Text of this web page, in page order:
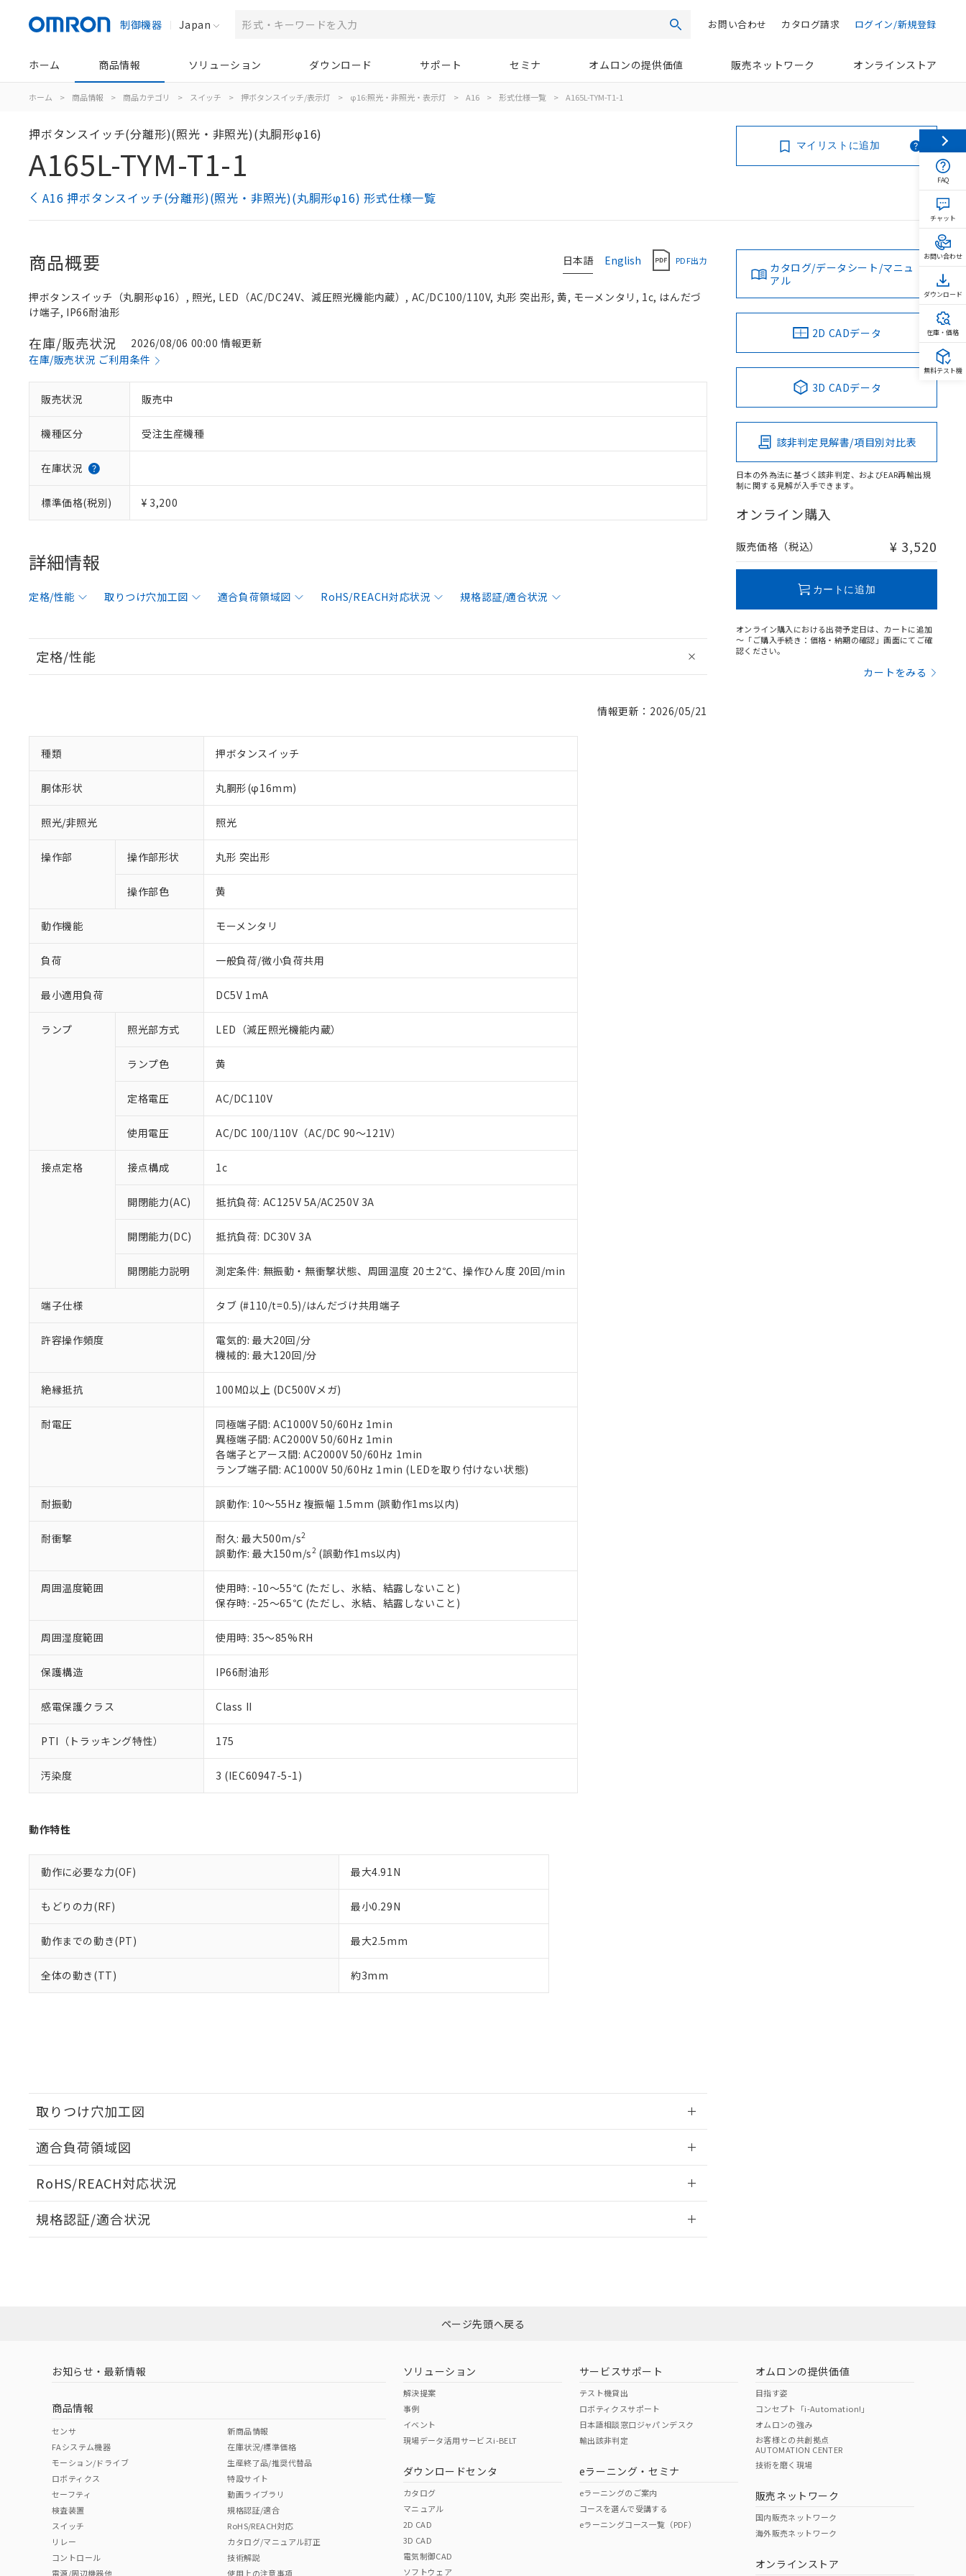
制御機器 Japan 検索 ログイン/新規登録
カタログ請求
お問い合わせ
ホーム 商品情報 ソリューション ダウンロード サポート セミナ オムロンの提供価値 販売ネットワーク オンラインストア
ホーム > 商品情報 > 商品カテゴリ > スイッチ > 押ボタンスイッチ/表示灯 > φ16:照光・非照光・表示灯 > A16 > 形式仕様一覧 > A165L-TYM-T1-1
押ボタンスイッチ(分離形)(照光・非照光)(丸胴形φ16)
A165L-TYM-T1-1
A16 押ボタンスイッチ(分離形)(照光・非照光)(丸胴形φ16) 形式仕様一覧
マイリストに追加
日本語 English PDF出力
商品概要
押ボタンスイッチ（丸胴形φ16）, 照光, LED（AC/DC24V、減圧照光機能内蔵）, AC/DC100/110V, 丸形 突出形, 黄, モーメンタリ, 1c, はんだづ
け端子, IP66耐油形
在庫/販売状況
2026/08/06 00:00 情報更新
在庫/販売状況 ご利用条件
販売状況 販売中
機種区分 受注生産機種
在庫状況
標準価格(税別) ¥ 3,200
詳細情報
定格/性能 取りつけ穴加工図 適合負荷領域図 RoHS/REACH対応状況 規格認証/適合状況
定格/性能
情報更新：2026/05/21
種類 押ボタンスイッチ
胴体形状 丸胴形(φ16mm)
照光/非照光 照光
操作部 操作部形状 丸形 突出形
操作部色 黄
動作機能 モーメンタリ
負荷 一般負荷/微小負荷共用
最小適用負荷 DC5V 1mA
ランプ 照光部方式 LED（減圧照光機能内蔵）
ランプ色 黄
定格電圧 AC/DC110V
使用電圧 AC/DC 100/110V（AC/DC 90～121V）
接点定格 接点構成 1c
開閉能力(AC) 抵抗負荷: AC125V 5A/AC250V 3A
開閉能力(DC) 抵抗負荷: DC30V 3A
開閉能力説明 測定条件: 無振動・無衝撃状態、周囲温度 20±2℃、操作ひん度 20回/min
端子仕様 タブ (#110/t=0.5)/はんだづけ共用端子
許容操作頻度
電気的: 最大20回/分
機械的: 最大120回/分
絶縁抵抗 100MΩ以上 (DC500Vメガ)
耐電圧
同極端子間: AC1000V 50/60Hz 1min
異極端子間: AC2000V 50/60Hz 1min
各端子とアース間: AC2000V 50/60Hz 1min
ランプ端子間: AC1000V 50/60Hz 1min (LEDを取り付けない状態)
耐振動 誤動作: 10～55Hz 複振幅 1.5mm (誤動作1ms以内)
耐衝撃 耐久: 最大500m/s2
誤動作: 最大150m/s2(誤動作1ms以内)
周囲温度範囲
使用時: -10～55℃ (ただし、氷結、結露しないこと)
保存時: -25～65℃ (ただし、氷結、結露しないこと)
周囲湿度範囲 使用時: 35～85%RH
保護構造 IP66耐油形
感電保護クラス Class II
PTI（トラッキング特性） 175
汚染度 3 (IEC60947-5-1)
動作特性
動作に必要な力(OF) 最大4.91N
もどりの力(RF) 最小0.29N
動作までの動き(PT) 最大2.5mm
全体の動き(TT) 約3mm
取りつけ穴加工図
適合負荷領域図
RoHS/REACH対応状況
EU RoHS 注意事項・凡例
ダウンロードはこちら
中国 RoHS 注意事項・凡例
中国 RoHS表
Pb Hg Cr(VI)
O O
"対応済み"や非含有の記載がされた商品であっても、流通在庫等で未対応品が混在する可能性があります。
規格認証/適合状況
（イギリス
（ノルウェー
（日本
（アメリカ
この製品の規格認証/適合状況ページへ
その他の認証はこちらのページからご検索ください
カタログ/データシート/マニュ
アル
2D CADデータ
3D CADデータ
該非判定見解書/項目別対比表
日本の外為法に基づく該非判定、およびEAR再輸出規
制に関する見解が入手できます。
オンライン購入
販売価格（税込） ¥ 3,520
カートに追加
オンライン購入における出荷予定日は、カートに追加
～「ご購入手続き：価格・納期の確認」画面にてご確
認ください。
カートをみる
ご利用条件
以下の条件をお読みいただき、同意のうえご利用ください。
くものです。
当社制御機器事業取扱商品の中には、本サービスの対象外となる商品もあることをご了承ください。
在庫状況および標準価格照会結果は、記載している更新日時点での社内データに基づき作成されるも
のであり、閲覧された時点での実際の在庫および標準価格とは異なる場合があることをご了承くださ
い。
正式な納期状況および標準価格はお客様のお取引先、またはお客様担当のオムロン制御機器販売店・
当社販売員にご相談ください。
在庫状況および標準価格結果を当社の事前の承諾なく第三者に漏洩または開示しないようお願いしま
す。
マイパーツ機能（部品リスト作成サービス）をご利用いただくには、I-Webメンバーズにご登録され
ている必要があります。
お客様が当ウェブサイト上で当社にご登録された部品リストについて、当社および当社の共同利用者
が、当社の製品・サービスに関するお客様との取引・商談に必要な範囲で利用することをご了承くだ
さい。
※当社の共同利用者とは、
いる法人を指します。
※1 対応状況
対応予定：EU RoHS指令（10物質）の非含有に対応した製品に切り替える予定のある商品です。
対応予定なし：EU RoHS指令（10物質）の非含有に非対応の商品で、対応品を出す予定はありません。
調査・確認中：EU RoHS指令（10物質）の非含有の対応状況を調査中または確認中の商品です。
非該当品：ライセンス料など無形物で、有害物質有無と関係のない商品です。
仕入先様の事情により、非含有部品としていたものが、含有品と判明した場合などやむを得ず変更すること
があります。
鉛(Pb) 1000ppm以下、 水銀(Hg) 1000ppm以下、 カドミウム(Cd) 100ppm以下、
ル（DBP） 1000ppm以下、フタル酸ジイソブチル (DIBP) 1000ppm以下
但し、RoHS指令で産業用監視および制御機器に対する適用除外項目は除く。
フタル酸エステル類の４物質については閾値を超える意図的な使用がないことを確認しています。
※2 対応予定月
部品在庫の切り替え状況などにより、予定月が前後することがあります。
下記の非含有証明書をダウンロードすることができます。
EU RoHS指令（10物質）の非含有証明書
51物質の非含有証明書（当社基準）
※本証明書は発行日時点で非含有を証明するもので、過去に遡って非含有を証明するものではありません。
また、RoHS指令のフタル酸エステル類４物質の対応では、対応完了までの期間は出荷製品に未対応品が
混在することから備考欄に対応日を記載しておりました。
り割愛しております。
※1 中国RoHS○×表
「○」：最大均質材料含有率が中国RoHSの基準値以下であることを示します。
「×」：最大均質材料含有率が中国RoHSの基準値を超えていることを示します。
「－」：未確認です。当社販売部門へお問い合わせください。
*中国RoHS10物質の基準値 (GB/T26572)：
Pb(鉛) :1000ppm、 Hg(水銀) : 1000ppm、 Cd(カドミウム) : 100ppm、
Cr(Ⅵ)(六価クロム) : 1000ppm、 PBBs(ポリ臭化ビフェニル類) : 1000ppm、 PBDEs(ポリ臭化ジフェニルエーテル類) : 1000ppm、
※2 環境保護使用期限
「ｅ」：有害物質（10物質）のすべてが基準値以下であることを示します。
「10」：通常の使用状況下において有害物質が外部に漏えいし、環境に深刻な影響を及ぼさない年数を意
う）を輸出または国外への提供する場合は、日本国政府の輸出許可(または役務取引許可)を取得する
などの必要な手続きをとります。
当社は規制貨物を破棄する場合は、完全に破砕するなど、違法に輸出されないよう必要な手段を講じ
ます。
当社は貴社製品を、核兵器、ミサイル、化学兵器、生物兵器またはその他武器並びにこれらの製造装
置等に一切使用いたしません。
また当社は、販売先および販売に係わる関係者が違法に輸出するおそれがある場合は、取り引きをい
たしません。
合意する
号
－
在庫なし(最新の在庫状況については、お客様のお取引先、またはお客様担当のオムロン制御
機器販売店・当社販売員にご確認ください)
空
白
受注生産機種、また在庫状況の情報を公開していない機種
ページ先頭へ戻る
お知らせ・最新情報
商品情報
センサ
FAシステム機器
モーション/ドライブ
ロボティクス
セーフティ
検査装置
スイッチ
リレー
コントロール
電源/周辺機器他
新商品情報
在庫状況/標準価格
生産終了品/推奨代替品
特設サイト
動画ライブラリ
規格認証/適合
RoHS/REACH対応
カタログ/マニュアル訂正
技術解説
使用上の注意事項
ソリューション
解決提案
事例
イベント
現場データ活用サービスi-BELT
ダウンロードセンタ
カタログ
マニュアル
2D CAD
3D CAD
電気制御CAD
ソフトウェア
サービスサポート
テスト機貸出
ロボティクスサポート
日本語相談窓口ジャパンデスク
輸出該非判定
eラーニング・セミナ
eラーニングのご案内
コースを選んで受講する
eラーニングコース一覧（PDF）
オムロンの提供価値
目指す姿
コンセプト「i-Automation!」
オムロンの強み
お客様との共創拠点
AUTOMATION CENTER
技術を磨く現場
販売ネットワーク
国内販売ネットワーク
海外販売ネットワーク
オンラインストア
FAQ
チャット
お問い合わせ
ダウンロード
在庫・価格
無料テスト機